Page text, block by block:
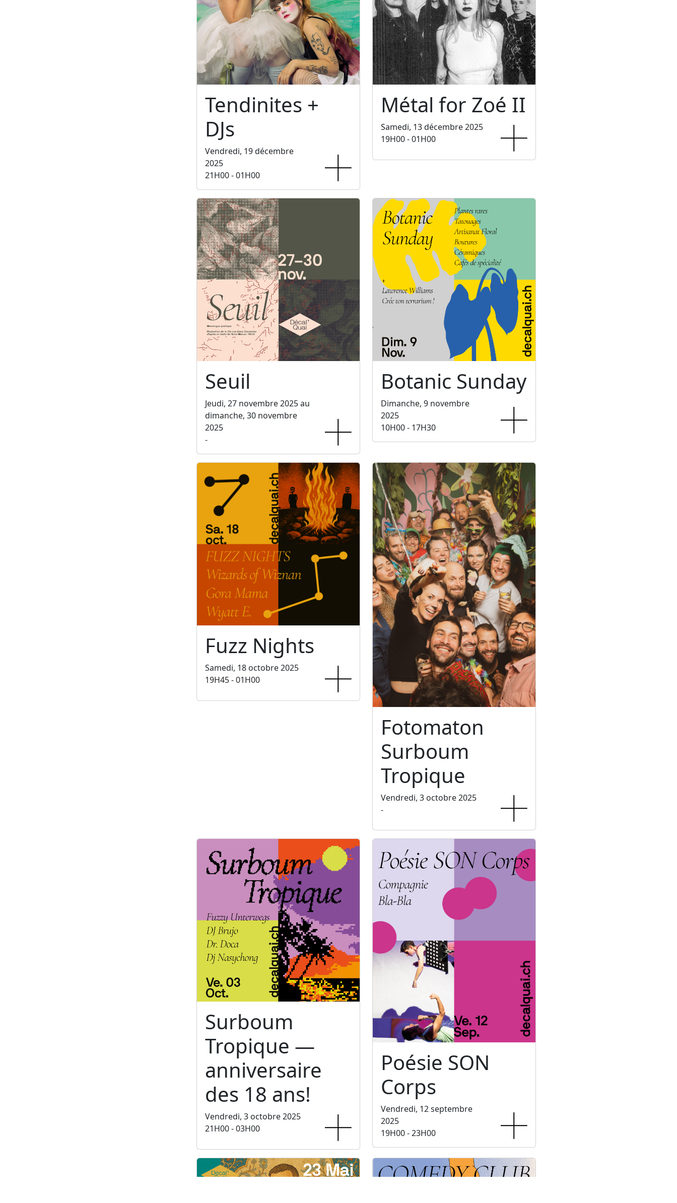
Tendinites +
DJs
Vendredi, 19 décembre
2025
21H00 - 01H00
Métal for Zoé II
Samedi, 13 décembre 2025
19H00 - 01H00
Seuil
Jeudi, 27 novembre 2025 au
dimanche, 30 novembre
2025
-
Botanic Sunday
Dimanche, 9 novembre
2025
10H00 - 17H30
Fuzz Nights
Samedi, 18 octobre 2025
19H45 - 01H00
Fotomaton
Surboum
Tropique
Vendredi, 3 octobre 2025
-
Surboum
Tropique —
anniversaire
des 18 ans!
Vendredi, 3 octobre 2025
21H00 - 03H00
Poésie SON
Corps
Vendredi, 12 septembre
2025
19H00 - 23H00